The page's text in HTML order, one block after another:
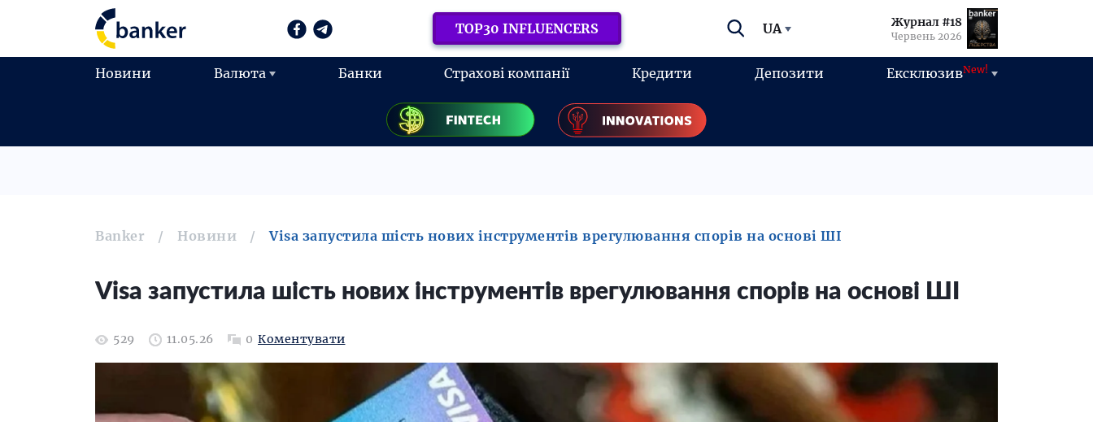
TOP30 INFLUENCERS UA Журнал #18
Червень 2026
Новини Валюта Банки Страхові компанії Кредити Депозити ЕксклюзивNew!
Banker Новини Visa запустила шість нових інструментів врегулювання спорів на основі ШІ
Visa запустила шість нових інструментів врегулювання спорів на основі ШІ
529 11.05.26 0 Коментувати